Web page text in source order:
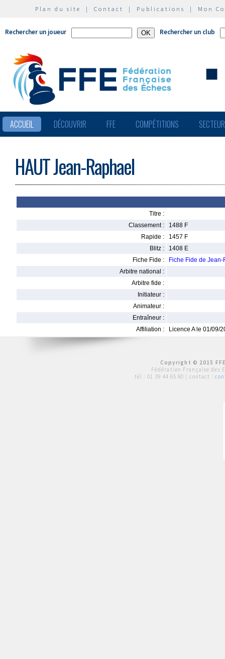
Plan du site | Contact | Publications | Mon
Rechercher un joueur Rechercher un club
ACCUEIL DÉCOUVRIR FFE COMPÉTITIONS
HAUT Jean-Raphael
Titre :
Classement :
1488 F
Rapide :
1457 F
Blitz :
1408 E
Fiche Fide :
Fiche Fide de
Arbitre national :
Arbitre fide :
Initiateur :
Animateur :
Entraîneur :
Affiliation :
Licence A le 01/09/
Copyright © 2015
Fédération Française des
tél : 01 39 44 65 80 | contact :